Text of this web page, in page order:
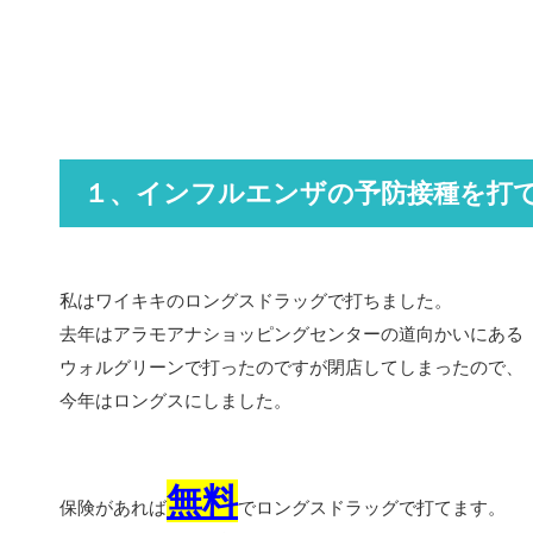
１、インフルエンザの予防接種を打
私はワイキキのロングスドラッグで打ちました。
去年はアラモアナショッピングセンターの道向かいにある
ウォルグリーンで打ったのですが閉店してしまったので、
今年はロングスにしました。
保険があれば無料でロングスドラッグで打てます。